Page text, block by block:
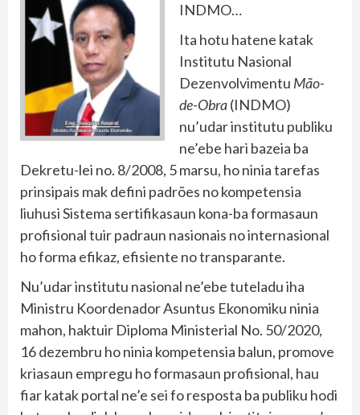
INDMO…
Ita hotu hatene katak
Institutu Nasional
Dezenvolvimentu Mão-
de-Obra(INDMO)
nu’udar institutu publiku
ne’ebe hari bazeia ba
Dekretu-lei no. 8/2008, 5 marsu, ho ninia tarefas
prinsipais mak defini padrões no kompetensia
liuhusi Sistema sertifikasaun kona-ba formasaun
profisional tuir padraun nasionais no internasional
ho forma efikaz, efisiente no transparante.
Nu’udar institutu nasional ne’ebe tuteladu iha
Ministru Koordenador Asuntus Ekonomiku ninia
mahon, haktuir Diploma Ministerial No. 50/2020,
16 dezembru ho ninia kompetensia balun, promove
kriasaun empregu ho formasaun profisional, hau
fiar katak portal ne’e sei fo resposta ba publiku hodi